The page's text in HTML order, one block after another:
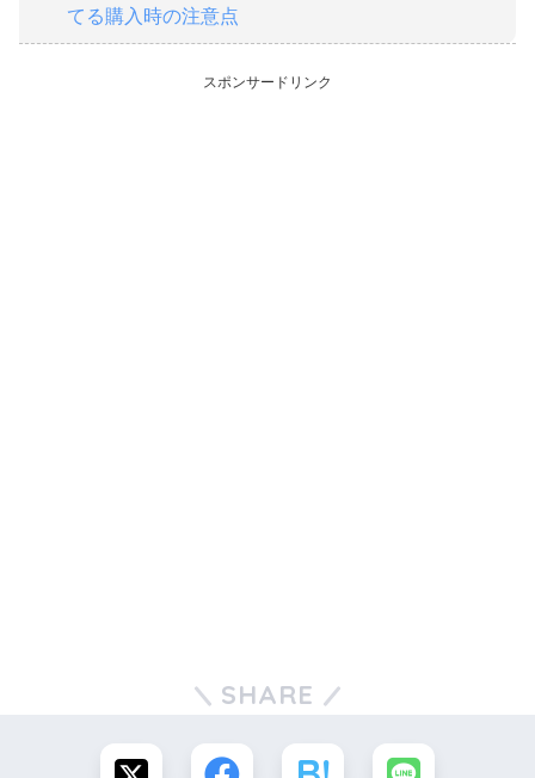
てる購入時の注意点
スポンサードリンク
SHARE